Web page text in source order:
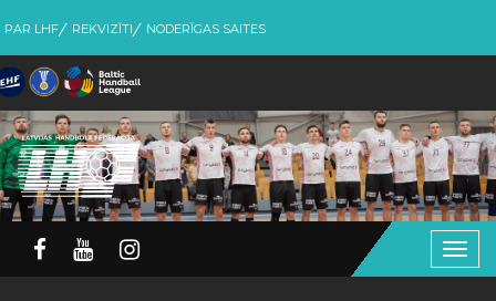
PAR LHF REKVIZĪTI NODERĪGAS SAITES